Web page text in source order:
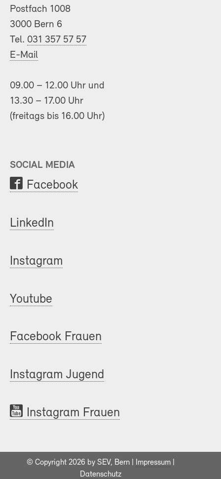
Postfach 1008
3000 Bern 6
Tel. 031 357 57 57
E-Mail
09.00 – 12.00 Uhr und
13.30 – 17.00 Uhr
(freitags bis 16.00 Uhr)
SOCIAL MEDIA
Facebook
LinkedIn
Instagram
Youtube
Facebook Frauen
Instagram Jugend
Instagram Frauen
© Copyright 2026 by SEV, Bern | Impressum
Datenschutz